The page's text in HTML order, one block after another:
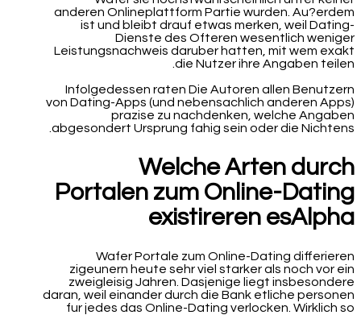
anderen Onlineplattform Partie wurden. Au?erdem
ist und bleibt drauf etwas merken, weil Dating-
Dienste des Ofteren wesentlich weniger
Leistungsnachweis daruber hatten, mit wem exakt
die Nutzer ihre Angaben teilen.
Infolgedessen raten Die Autoren allen Benutzern
von Dating-Apps (und nebensachlich anderen Apps)
prazise zu nachdenken, welche Angaben
abgesondert Ursprung fahig sein oder die Nichtens.
Welche Arten durch
Portalen zum Online-Dating
existireren esAlpha
Wafer Portale zum Online-Dating differieren
zigeunern heute sehr viel starker als noch vor ein
zweigleisig Jahren. Dasjenige liegt insbesondere
daran, weil einander durch die Bank etliche personen
fur jedes das Online-Dating verlocken. Wirklich so